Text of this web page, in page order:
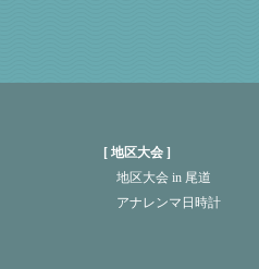
地区大会
地区大会 in 尾道
アナレンマ日時計